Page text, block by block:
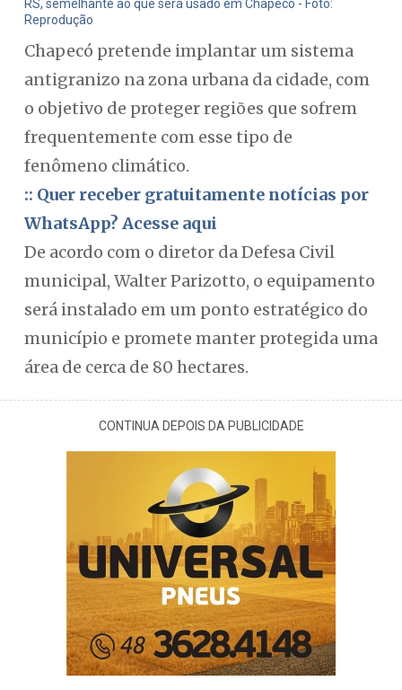
RS, semelhante ao que será usado em Chapecó - Foto:
Reprodução
Chapecó pretende implantar um sistema
antigranizo na zona urbana da cidade, com
o objetivo de proteger regiões que sofrem
frequentemente com esse tipo de
fenômeno climático.
:: Quer receber gratuitamente notícias por
WhatsApp? Acesse aqui
De acordo com o diretor da Defesa Civil
municipal, Walter Parizotto, o equipamento
será instalado em um ponto estratégico do
município e promete manter protegida uma
área de cerca de 80 hectares.
CONTINUA DEPOIS DA PUBLICIDADE